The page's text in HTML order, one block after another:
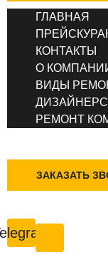
ГЛАВНАЯ
КОНТАКТЫ
О
ВИДЫ
РЕМОНТ
ЗАКАЗАТЬ